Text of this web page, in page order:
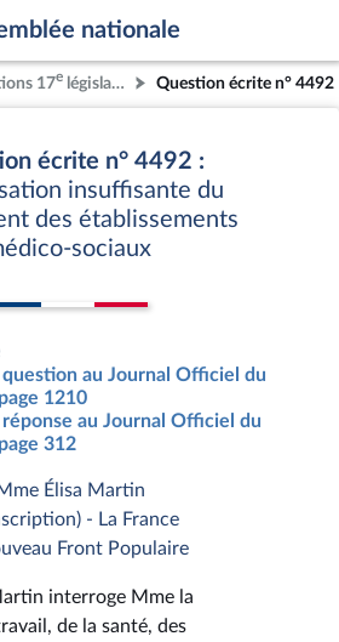
nationale
17e législature Question écrite n° 4492
écrite n° 4492 :
insuffisante du
des établissements
sociaux
au Journal Officiel du
1210
au Journal Officiel du
312
Élisa Martin
- La France
Front Populaire
interroge Mme la
de la santé, des